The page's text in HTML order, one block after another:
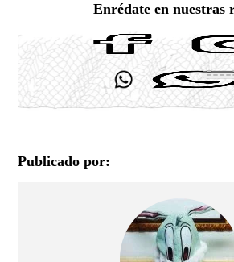
Enrédate en nuestras
Publicado por: